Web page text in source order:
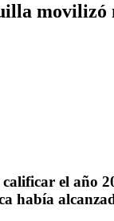
movilizó
calificar el año
había